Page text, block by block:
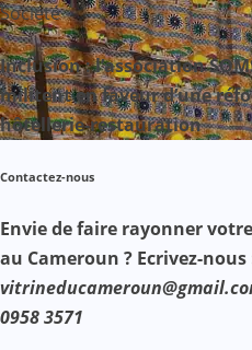
Société
Inclusion : l’association
militent en faveur d’une
hôtellerie-restauration
Contactez-nous
Envie de faire rayonner
au Cameroun ? Ecrivez-nous
0958 3571